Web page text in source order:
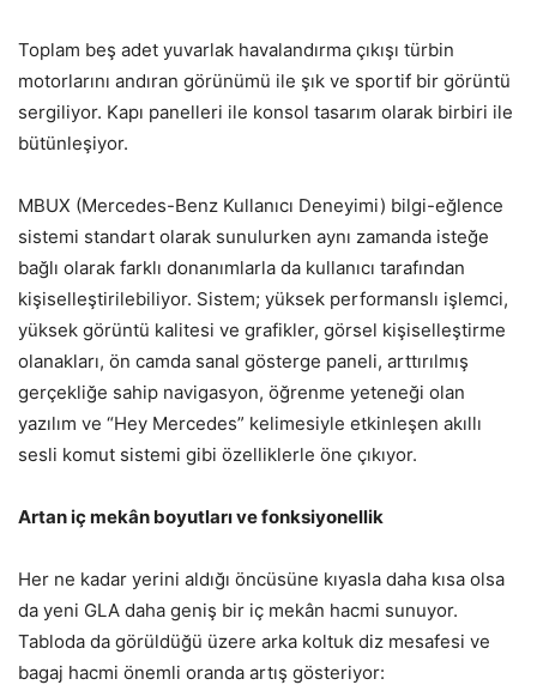
Toplam beş adet yuvarlak havalandırma çıkışı türbin
motorlarını andıran görünümü ile şık ve sportif bir görüntü
sergiliyor. Kapı panelleri ile konsol tasarım olarak birbiri ile
bütünleşiyor.
MBUX (Mercedes-Benz Kullanıcı Deneyimi) bilgi-eğlence
sistemi standart olarak sunulurken aynı zamanda isteğe
bağlı olarak farklı donanımlarla da kullanıcı tarafından
kişiselleştirilebiliyor. Sistem; yüksek performanslı işlemci,
yüksek görüntü kalitesi ve grafikler, görsel kişiselleştirme
olanakları, ön camda sanal gösterge paneli, arttırılmış
gerçekliğe sahip navigasyon, öğrenme yeteneği olan
yazılım ve “Hey Mercedes” kelimesiyle etkinleşen akıllı
sesli komut sistemi gibi özelliklerle öne çıkıyor.
Artan iç mekân boyutları ve fonksiyonellik
Her ne kadar yerini aldığı öncüsüne kıyasla daha kısa olsa
da yeni GLA daha geniş bir iç mekân hacmi sunuyor.
Tabloda da görüldüğü üzere arka koltuk diz mesafesi ve
bagaj hacmi önemli oranda artış gösteriyor: